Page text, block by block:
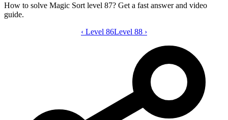
How to solve Magic Sort level 87? Get a fast answer and video
guide.
Magic Sort level 87 video guide
‹ Level 86Level 88 ›